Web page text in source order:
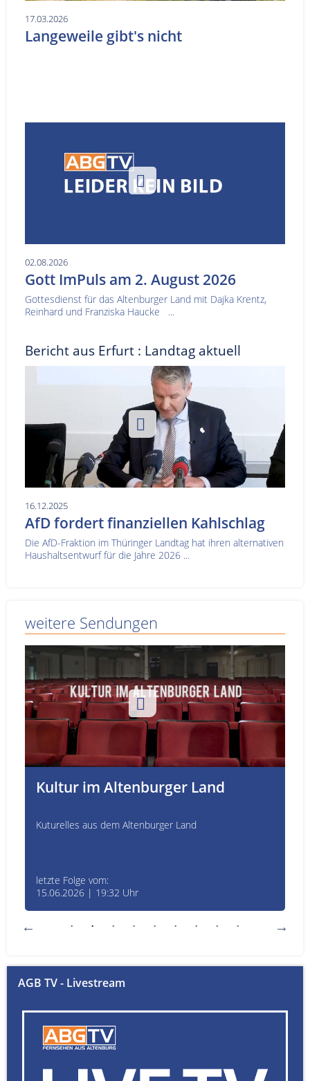
17.03.2026
Langeweile gibt's nicht
02.08.2026
Gott ImPuls am 2. August 2026
Gottesdienst für das Altenburger Land mit Dajka Krentz,
Reinhard und Franziska Haucke ...
Bericht aus Erfurt : Landtag aktuell
16.12.2025
AfD fordert finanziellen Kahlschlag
Die AfD-Fraktion im Thüringer Landtag hat ihren alternativen
Haushaltsentwurf für die Jahre 2026 ...
weitere Sendungen
Kultur im Altenburger Land
Kuturelles aus dem Altenburger Land
letzte Folge vom:
15.06.2026 | 19:32 Uhr
AGB TV - Livestream